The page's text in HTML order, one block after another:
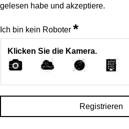
gelesen habe und akzeptiere.
Ich bin kein Roboter *
Klicken Sie die Kamera.
Registrieren